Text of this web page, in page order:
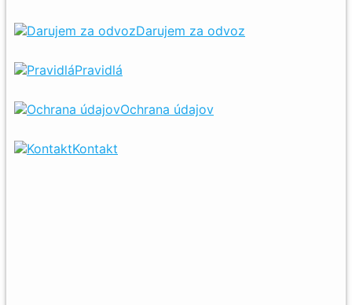
Darujem za odvoz
Pravidlá
Ochrana údajov
Kontakt